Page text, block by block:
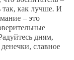
так, как лучше. И
– это
дням,
славное